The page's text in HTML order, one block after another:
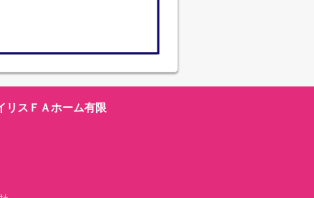
リスＦＡホーム有限